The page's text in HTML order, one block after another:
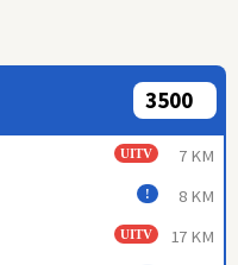
7 KM
UITV
8 KM
!
17 KM
UITV